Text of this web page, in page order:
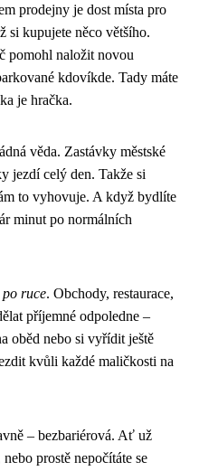
prodejny je dost místa pro
si kupujete něco většího.
pomohl naložit novou
kdovíkde. Tady máte
je hračka.
věda. Zastávky městské
jezdí celý den. Takže si
to vyhovuje. A když bydlíte
minut po normálních
po ruce. Obchody, restaurace,
příjemné odpoledne –
oběd nebo si vyřídit ještě
kvůli každé maličkosti na
– bezbariérová. Ať už
prostě nepočítáte se